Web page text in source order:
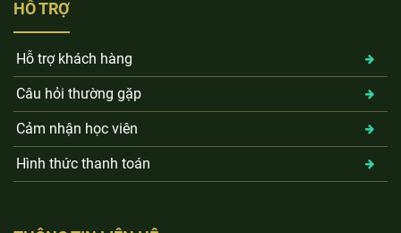
HỖ TRỢ
Hỗ trợ khách hàng
Câu hỏi thường gặp
Cảm nhận học viên
Hình thức thanh toán